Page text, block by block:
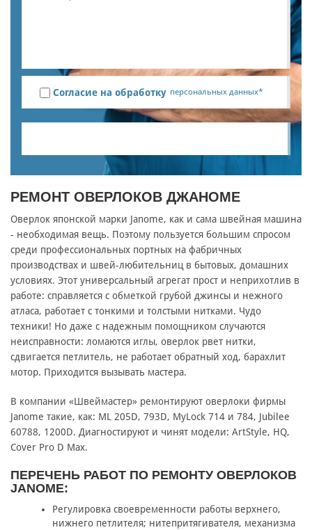
Согласие на обработку персональных данных*
РЕМОНТ ОВЕРЛОКОВ ДЖАНОМЕ
Оверлок японской марки Janome, как и сама швейная машина
- необходимая вещь. Поэтому пользуется большим спросом
среди профессиональных портных на фабричных
производствах и швей-любительниц в бытовых, домашних
условиях. Этот универсальный агрегат прост и неприхотлив в
работе: справляется с обметкой грубой джинсы и нежного
атласа, работает с тонкими и толстыми нитками. Чудо
техники! Но даже с надежным помощником случаются
неисправности: ломаются иглы, оверлок рвет нитки,
сдвигается петлитель, не работает обратный ход, барахлит
мотор. Приходится вызывать мастера.
В компании «Швеймастер» ремонтируют оверлоки фирмы
Janome такие, как: ML 205D, 793D, MyLock 714 и 784, Jubilee
60788, 1200D. Диагностируют и чинят модели: ArtStyle, HQ,
Cover Pro D Max.
ПЕРЕЧЕНЬ РАБОТ ПО РЕМОНТУ ОВЕРЛОКОВ
JANOME:
Регулировка своевременности работы верхнего,
нижнего петлителя; нитепритягивателя, механизма